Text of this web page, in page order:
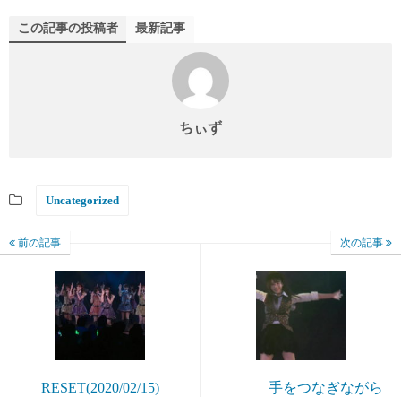
この記事の投稿者 最新記事
ちぃず
Uncategorized
前の記事
RESET(2020/02/15)
次の記事
手をつなぎながら